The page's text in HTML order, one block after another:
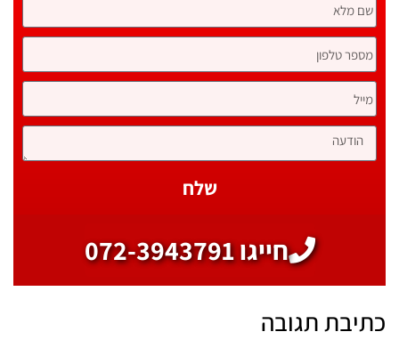
שלח
חייגו 072-3943791
כתיבת תגובה